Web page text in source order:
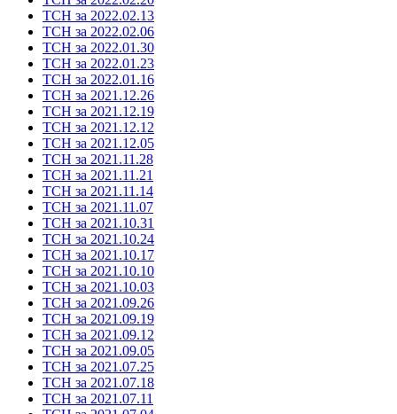
ТСН за 2022.02.13
ТСН за 2022.02.06
ТСН за 2022.01.30
ТСН за 2022.01.23
ТСН за 2022.01.16
ТСН за 2021.12.26
ТСН за 2021.12.19
ТСН за 2021.12.12
ТСН за 2021.12.05
ТСН за 2021.11.28
ТСН за 2021.11.21
ТСН за 2021.11.14
ТСН за 2021.11.07
ТСН за 2021.10.31
ТСН за 2021.10.24
ТСН за 2021.10.17
ТСН за 2021.10.10
ТСН за 2021.10.03
ТСН за 2021.09.26
ТСН за 2021.09.19
ТСН за 2021.09.12
ТСН за 2021.09.05
ТСН за 2021.07.25
ТСН за 2021.07.18
ТСН за 2021.07.11